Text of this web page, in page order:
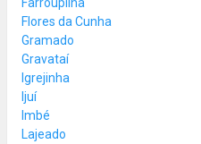
Flores da Cunha
Gramado
Gravataí
Igrejinha
Ijuí
Imbé
Lajeado